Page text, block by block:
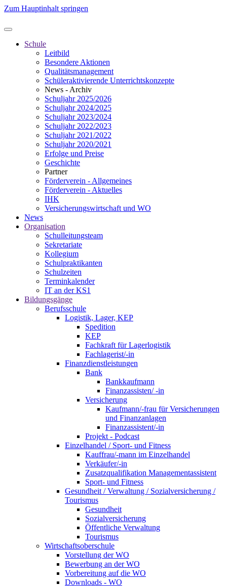
Zum Hauptinhalt springen
Schule
Leitbild
Besondere Aktionen
Qualitätsmanagement
Schüleraktivierende Unterrichtskonzepte
News - Archiv
Schuljahr 2025/2026
Schuljahr 2024/2025
Schuljahr 2023/2024
Schuljahr 2022/2023
Schuljahr 2021/2022
Schuljahr 2020/2021
Erfolge und Preise
Geschichte
Partner
Förderverein - Allgemeines
Förderverein - Aktuelles
IHK
Versicherungswirtschaft und WO
News
Organisation
Schulleitungsteam
Sekretariate
Kollegium
Schulpraktikanten
Schulzeiten
Terminkalender
IT an der KS1
Bildungsgänge
Berufsschule
Logistik, Lager, KEP
Spedition
KEP
Fachkraft für Lagerlogistik
Fachlagerist/-in
Finanzdienstleistungen
Bank
Bankkaufmann
Finanzassisten/ -in
Versicherung
Kaufmann/-frau für Versicherungen
und Finanzanlagen
Finanzassistent/-in
Projekt - Podcast
Einzelhandel / Sport- und Fitness
Kauffrau/-mann im Einzelhandel
Verkäufer/-in
Zusatzqualifikation Managementassistent
Sport- und Fitness
Gesundheit / Verwaltung / Sozialversicherung /
Tourismus
Gesundheit
Sozialversicherung
Öffentliche Verwaltung
Tourismus
Wirtschaftsoberschule
Vorstellung der WO
Bewerbung an der WO
Vorbereitung auf die WO
Downloads - WO